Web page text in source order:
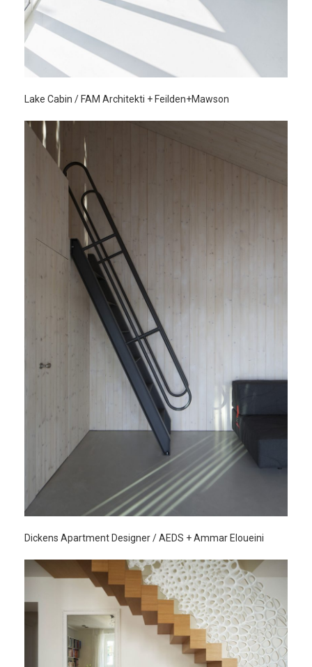
Lake Cabin / FAM Architekti + Feilden+Mawson
Dickens Apartment Designer / AEDS + Ammar Eloueini